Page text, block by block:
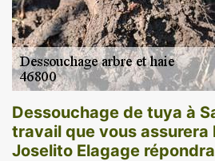
Dessouchage de tuya à
travail que vous assurera
Joselito Elagage